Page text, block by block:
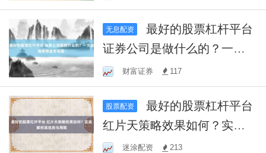
增值之旅
无息配资
最好的股票杠杆平台
证券公司是做什么的？一文
读懂券商业务范围！
财富证券 117
股票配资
最好的股票杠杆平台
红片天策略效果如何？实战
解析其优势与局限
迷涂配资 213